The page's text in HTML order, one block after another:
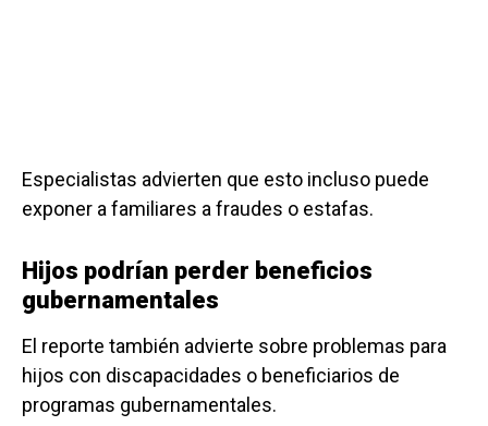
Especialistas advierten que esto incluso puede
exponer a familiares a fraudes o estafas.
Hijos podrían perder beneficios
gubernamentales
El reporte también advierte sobre problemas para
hijos con discapacidades o beneficiarios de
programas gubernamentales.